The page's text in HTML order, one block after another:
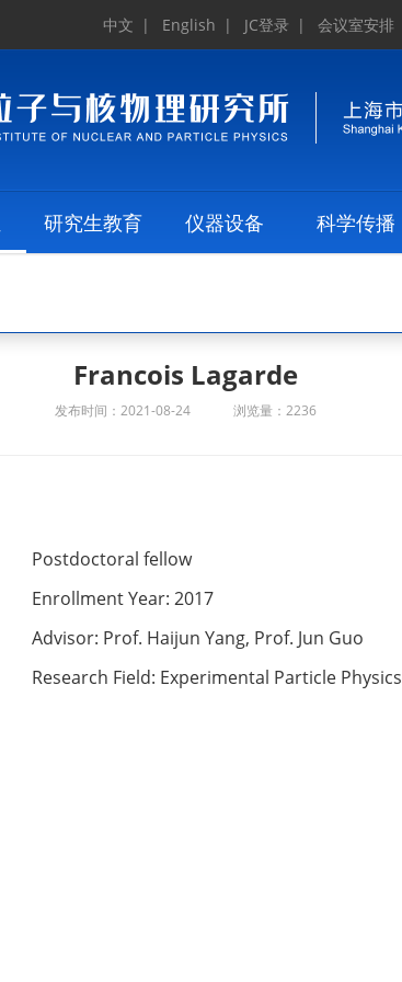
中文 | English | JC登录 | 会议室安排
研究生教育 仪器设备 科学传播
Francois Lagarde
发布时间：2021-08-24 浏览量：2236
Postdoctoral fellow
Enrollment Year: 2017
Advisor: Prof. Haijun Yang, Prof. Jun Guo
Research Field: Experimental Particle Physics